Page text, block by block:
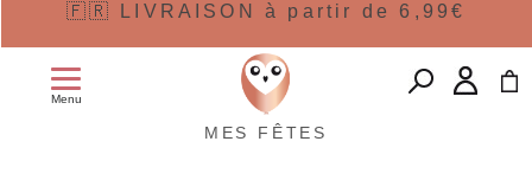
🇫🇷 LIVRAISON à partir de 6,99€
Menu
MES FÊTES